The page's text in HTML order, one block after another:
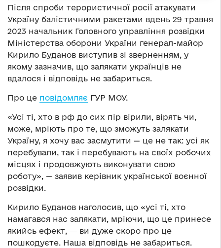
Після спроби терористичної росії атакувати
Україну балістичними ракетами вдень 29 травня
2023 начальник Головного управління розвідки
Міністерства оборони України генерал-майор
Кирило Буданов виступив зі зверненням, у
якому зазначив, що залякати українців не
вдалося і відповідь не забариться.
Про це повідомляє ГУР МОУ.
«Усі ті, хто в рф до сих пір вірили, вірять чи,
може, мріють про те, що зможуть залякати
Україну, я хочу вас засмутити — це не так: усі як
перебували, так і перебувають на своїх робочих
місцях і продовжують виконувати свою
роботу», — заявив керівник української воєнної
розвідки.
Кирило Буданов наголосив, що «усі ті, хто
намагався нас залякати, мріючи, що це принесе
якийсь ефект, ― ви дуже скоро про це
пошкодуєте. Наша відповідь не забариться.